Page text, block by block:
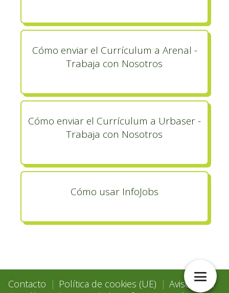
Cómo enviar el Currículum a Arenal -
Trabaja con Nosotros
Cómo enviar el Currículum a Urbaser -
Trabaja con Nosotros
Cómo usar InfoJobs
Contacto Política de cookies (UE)
Aviso Legal